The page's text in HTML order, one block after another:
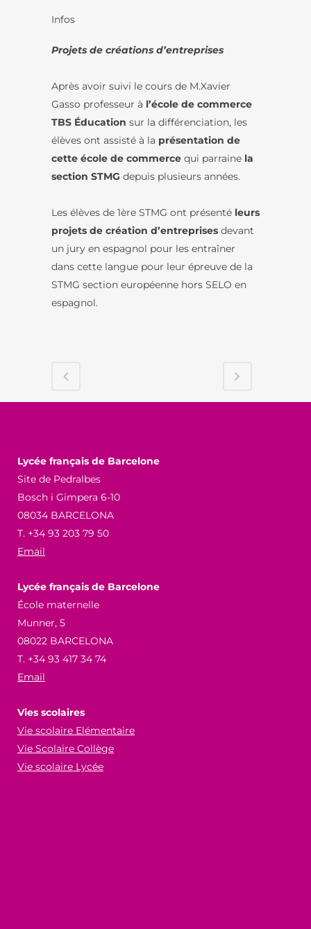
Infos
Projets de créations d’entreprises
Après avoir suivi le cours de M.Xavier
Gasso professeur à l’école de commerce
TBS Éducation sur la différenciation, les
élèves ont assisté à la présentation de
cette école de commerce qui parraine la
section STMG depuis plusieurs années.
Les élèves de 1ère STMG ont présenté leurs
projets de création d’entreprises devant
un jury en espagnol pour les entraîner
dans cette langue pour leur épreuve de la
STMG section européenne hors SELO en
espagnol.
Lycée français de Barcelone
Site de Pedralbes
Bosch i Gimpera 6-10
08034 BARCELONA
T. +34 93 203 79 50
Email
Lycée français de Barcelone
École maternelle
Munner, 5
08022 BARCELONA
T. +34 93 417 34 74
Email
Vies scolaires
Vie scolaire Elémentaire
Vie Scolaire Collège
Vie scolaire Lycée